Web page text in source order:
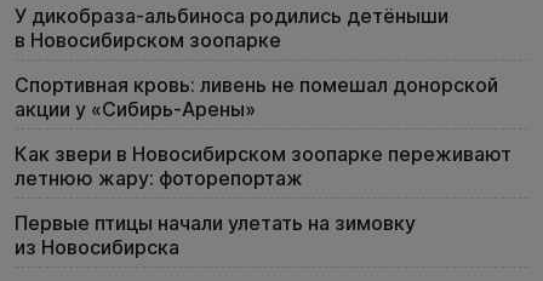
У дикобраза-альбиноса родились детёныши
в Новосибирском зоопарке
Спортивная кровь: ливень не помешал донорской
акции у «Сибирь-Арены»
Как звери в Новосибирском зоопарке переживают
летнюю жару: фоторепортаж
Первые птицы начали улетать на зимовку
из Новосибирска